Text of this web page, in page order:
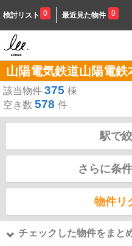
検討リスト 0 最近見た物件 0
山陽電気鉄道山陽電
該当物件 375 棟
空き数 578 件
駅で
さらに条
物件リ
チェックした物件をまと